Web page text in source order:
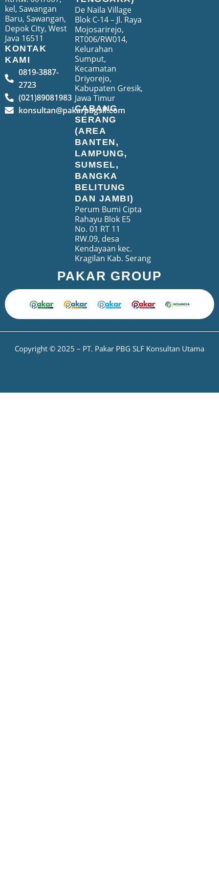
kel, Sawangan
Baru, Sawangan,
Depok City, West
Java 16511
KONTAK
KAMI
0819-3887-
2723
(021)89081983
konsultan@pakarpbgslf.com
De Naila Village
Blok C-14 – Jl. Raya
Mojosarirejo,
RT006/RW014,
Kelurahan
Sumput,
Kecamatan
Driyorejo,
Kabupaten Gresik,
Jawa Timur
CABANG
SERANG
(AREA
BANTEN,
LAMPUNG,
SUMSEL,
BANGKA
BELITUNG
DAN JAMBI)
Perum Bumi Cipta
Rahayu Blok E5
No. 01 RT 11
RW.09, desa
Kendayaan kec.
Kragilan Kab. Serang
PAKAR GROUP
Copyright © 2025 – PT. Pakar PBG SLF Konsultan Utama